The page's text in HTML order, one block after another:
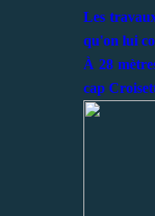
Les
qu'on lui
À 28
cap